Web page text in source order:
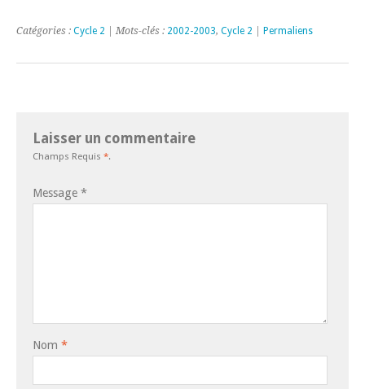
Catégories : Cycle 2 | Mots-clés : 2002-2003, Cycle 2 Permaliens
Laisser un commentaire
Champs Requis *.
Message *
Nom *